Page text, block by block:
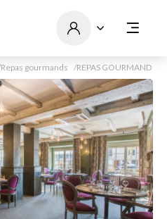
Repas gourmands REPAS GOURMAND